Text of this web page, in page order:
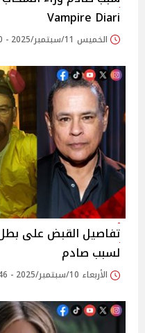
Vampire Diari
الخميس 11/سبتمبر/2025 - 11:00 ص
لسبب صادم
الأربعاء 10/سبتمبر/2025 - 03:46 م